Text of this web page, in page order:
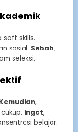
soft skills.
sosial. Sebab,
seleksi.
Kemudian,
Ingat,
belajar.